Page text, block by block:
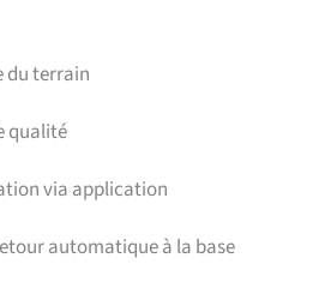
du terrain
qualité
via application
automatique à la base